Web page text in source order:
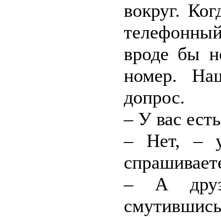
вокруг.
вроде бы
номер.
допрос.
– У вас
– Нет, –
– А